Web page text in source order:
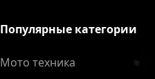
Популярные категории
Мото техника